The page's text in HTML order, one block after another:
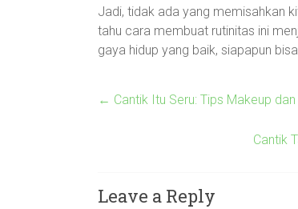
Jadi, tidak ada yang memisahkan
tahu cara membuat rutinitas ini
gaya hidup yang baik, siapapun
← Cantik Itu Seru: Tips Makeup
Cantik
Leave a Reply